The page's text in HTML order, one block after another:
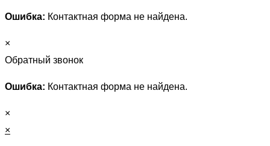
Ошибка: Контактная форма не найдена.
×
Обратный звонок
Ошибка: Контактная форма не найдена.
×
×